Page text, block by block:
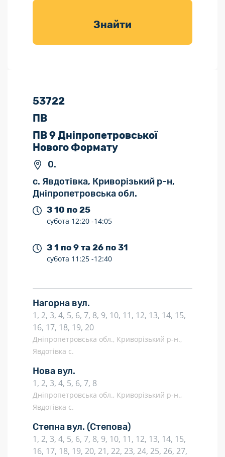
товарів для
Знайти
53722
ПВ
ПВ 9 Дніпропетровської
Нового Формату
0.
с. Явдотівка, Криворізький р-н,
Дніпропетровська обл.
З 10 по 25
субота 12:20 -14:05
З 1 по 9 та 26 по 31
субота 11:25 -12:40
Нагорна вул.
1, 2, 3, 4, 5, 6, 7, 8, 9, 10, 11, 12, 13, 14, 15,
16, 17, 18, 19, 20
Дніпропетровська обл., Криворізький р-н.,
Явдотівка с.
Нова вул.
1, 2, 3, 4, 5, 6, 7, 8
Дніпропетровська обл., Криворізький р-н.,
Явдотівка с.
Степна вул. (Степова)
1, 2, 3, 4, 5, 6, 7, 8, 9, 10, 11, 12, 13, 14, 15,
16, 17, 18, 19, 20, 21, 22, 23, 24, 25, 26, 27,